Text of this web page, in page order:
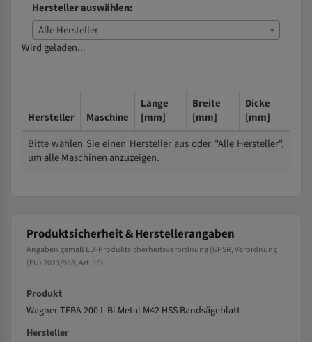
Hersteller auswählen:
Alle Hersteller
Wird geladen...
Hersteller Maschine
Länge
[mm]
Breite
[mm]
Dicke
[mm]
Bitte wählen Sie einen Hersteller aus oder "Alle Hersteller",
um alle Maschinen anzuzeigen.
Produktsicherheit & Herstellerangaben
Angaben gemäß EU-Produktsicherheitsverordnung (GPSR, Verordnung
(EU) 2023/988, Art. 19).
Produkt
Wagner TEBA 200 L Bi-Metal M42 HSS Bandsägeblatt
Hersteller